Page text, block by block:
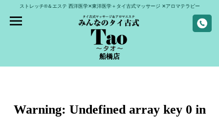
ストレッチ®＆エステ 西洋医学✕東洋医学＋タイ古式マッサージ ✕アロマテラピー
船橋店
Warning: Undefined array key 0 in